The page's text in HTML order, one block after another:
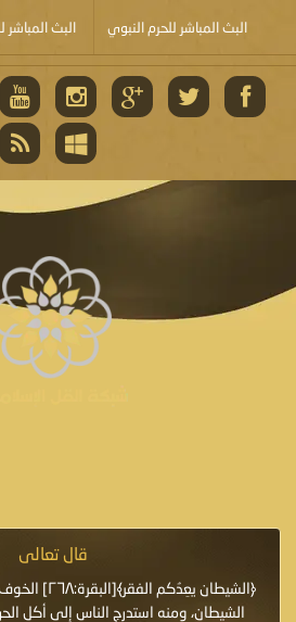
البث المباشر للحرم النبوي البث
قال تعالى
﴿الشيطان
الشيطان، ومنه استدرج الناس إلى أكل